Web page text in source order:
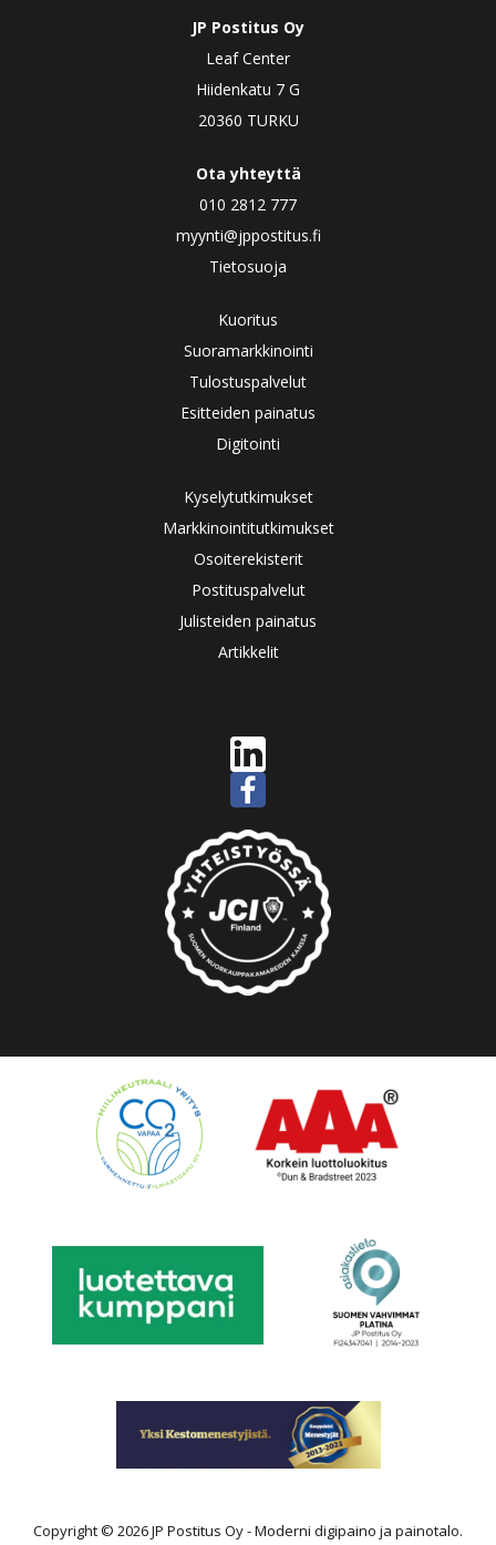
JP Postitus Oy
Leaf Center
Hiidenkatu 7 G
20360 TURKU
Ota yhteyttä
010 2812 777
myynti@jppostitus.fi
Tietosuoja
Kuoritus
Suoramarkkinointi
Tulostuspalvelut
Esitteiden painatus
Digitointi
Kyselytutkimukset
Markkinointitutkimukset
Osoiterekisterit
Postituspalvelut
Julisteiden painatus
Artikkelit
Copyright © 2026 JP Postitus Oy - Moderni digipaino ja painotalo.